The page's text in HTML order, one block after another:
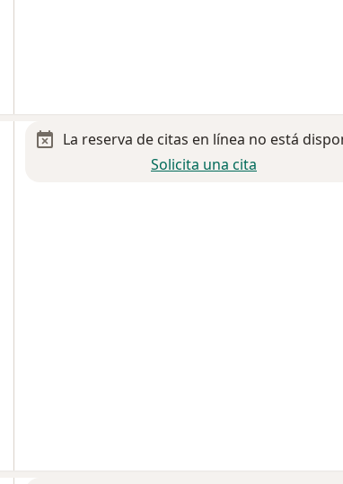
La reserva de citas en línea no está
Solicita una cita